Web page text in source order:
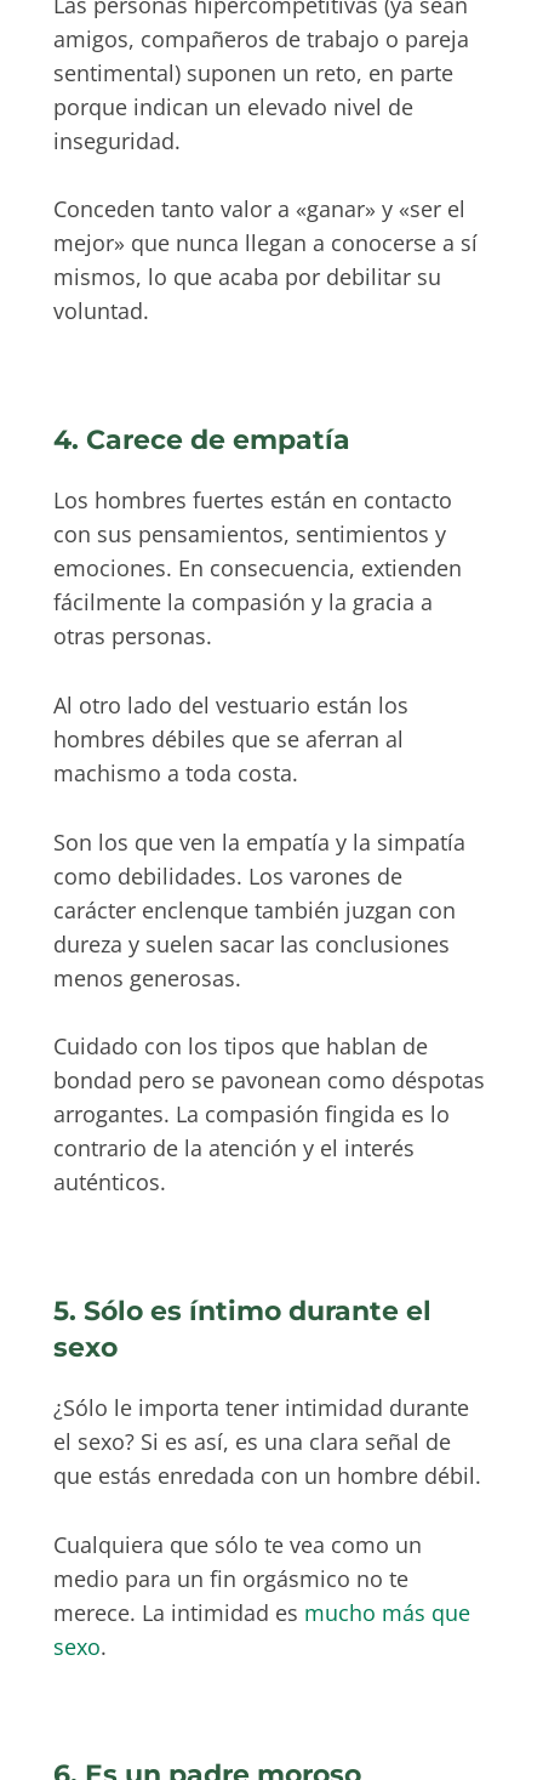
amigos, compañeros de trabajo o pareja
sentimental) suponen un reto, en parte
porque indican un elevado nivel de
inseguridad.
Conceden tanto valor a «ganar» y «ser el
mejor» que nunca llegan a conocerse a sí
mismos, lo que acaba por debilitar su
voluntad.
4. Carece de empatía
Los hombres fuertes están en contacto
con sus pensamientos, sentimientos y
emociones. En consecuencia, extienden
fácilmente la compasión y la gracia a
otras personas.
Al otro lado del vestuario están los
hombres débiles que se aferran al
machismo a toda costa.
Son los que ven la empatía y la simpatía
como debilidades. Los varones de
carácter enclenque también juzgan con
dureza y suelen sacar las conclusiones
menos generosas.
Cuidado con los tipos que hablan de
bondad pero se pavonean como déspotas
arrogantes. La compasión fingida es lo
contrario de la atención y el interés
auténticos.
5. Sólo es íntimo durante el
sexo
¿Sólo le importa tener intimidad durante
el sexo? Si es así, es una clara señal de
que estás enredada con un hombre débil.
Cualquiera que sólo te vea como un
medio para un fin orgásmico no te
merece. La intimidad es mucho más que
sexo.